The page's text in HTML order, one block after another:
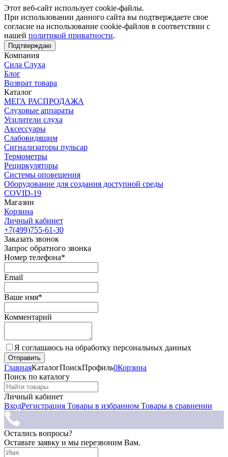
Этот веб-сайт использует cookie-файлы.
При использовании данного сайта вы подтверждаете свое
согласие на использование cookie-файлов в соответствии с
нашей политикой приватности.
Подтверждаю
Компания
Сила Слуха
Блог
Возврат товара
Каталог
МЕГА РАСПРОДАЖА
Слуховые аппараты
Усилители слуха
Аксессуары
Слабовидящим
Сигнализаторы пульсар
Термометры
Рециркуляторы
Cистемы оповещения
Оборудование для создания доступной среды
COVID-19
Магазин
Корзина
Личный кабинет
+7(499)755-61-30
Заказать звонок
Запрос обратного звонка
Номер телефона*
Email
Ваше имя*
Комментарий
Я соглашаюсь на обработку персональных данных
ГлавнаяКаталогПоискПрофиль0Корзина
Поиск по каталогу
Личный кабинет
ВходРегистрация Товары в избранном Товары в сравнении
Остались вопросы?
Оставьте заявку и мы перезвоним Вам.